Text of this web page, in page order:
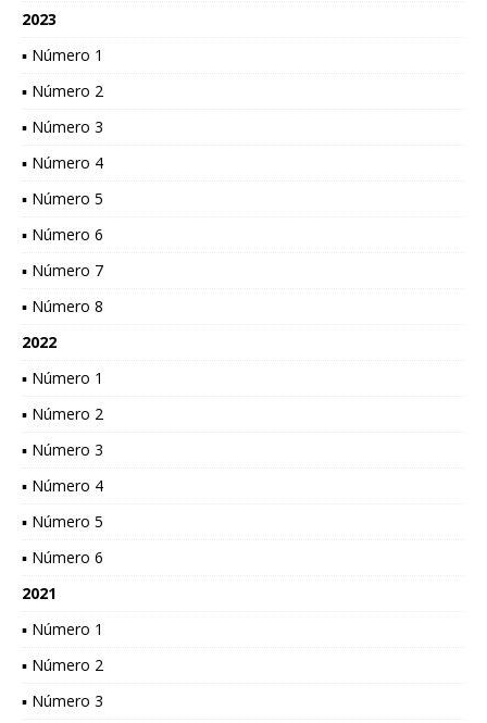
2023
▪ Número 1
▪ Número 2
▪ Número 3
▪ Número 4
▪ Número 5
▪ Número 6
▪ Número 7
▪ Número 8
2022
▪ Número 1
▪ Número 2
▪ Número 3
▪ Número 4
▪ Número 5
▪ Número 6
2021
▪ Número 1
▪ Número 2
▪ Número 3